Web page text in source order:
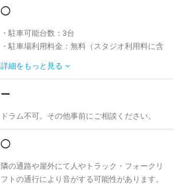
◯
・駐車可能台数：3台
・駐車場利用料金：無料（スタジオ利用料に含
※要事前予約となります。
い。
詳細を もっと見る
ー
ドラム不可。その他事前にご相談ください。
◯
隣の通路や屋外にて人やトラック・フォークリ
フトの通行により音がする可能性があります。